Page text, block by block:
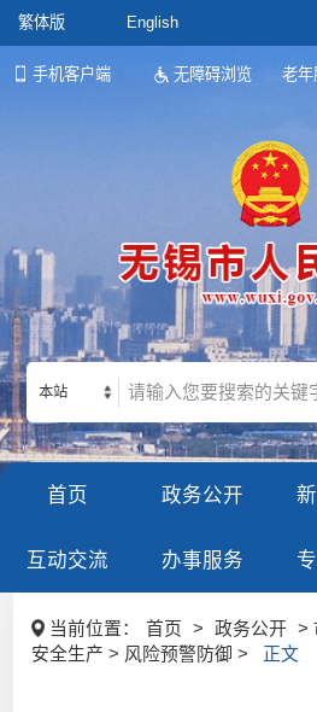
繁体版 English
手机客户端 无障碍浏览 老年
本站
首页 政务公开
互动交流 办事服务
当前位置： 首页 > 政务公开
>
安全生产 > 风险预警防御 >
正文